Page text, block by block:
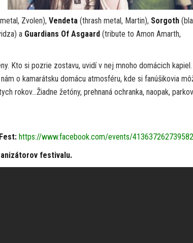
Zvolen), Vendeta (thrash metal, Martin), Sorgoth
a Guardians Of Asgaard (tribute to Amon Amarth,
Kto si pozrie zostavu, uvidí v nej mnoho domácich kapiel.
o kamarátsku domácu atmosféru, kde si fanúšikovia
rokov…Žiadne žetóny, prehnaná ochranka, naopak,
https://www.facebook.com/events/413637262739582
festivalu.